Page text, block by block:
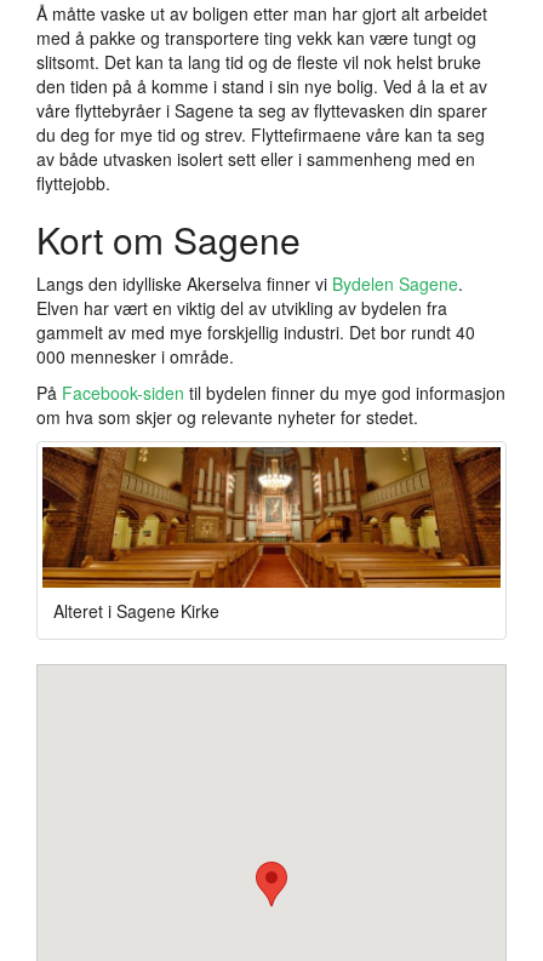
Å måtte vaske ut av boligen etter man har gjort alt arbeidet
med å pakke og transportere ting vekk kan være tungt og
slitsomt. Det kan ta lang tid og de fleste vil nok helst bruke
den tiden på å komme i stand i sin nye bolig. Ved å la et av
våre flyttebyråer i Sagene ta seg av flyttevasken din sparer
du deg for mye tid og strev. Flyttefirmaene våre kan ta seg
av både utvasken isolert sett eller i sammenheng med en
flyttejobb.
Kort om Sagene
Langs den idylliske Akerselva finner vi Bydelen Sagene.
Elven har vært en viktig del av utvikling av bydelen fra
gammelt av med mye forskjellig industri. Det bor rundt 40
000 mennesker i område.
På Facebook-siden til bydelen finner du mye god informasjon
om hva som skjer og relevante nyheter for stedet.
Alteret i Sagene Kirke